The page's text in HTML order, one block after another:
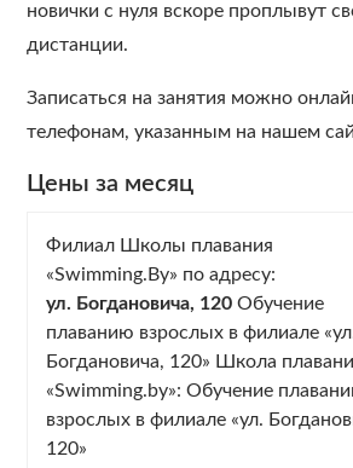
новички с нуля вскоре проплывут
дистанции.
Записаться на занятия можно
телефонам, указанным на нашем
Цены за месяц
Филиал Школы плавания
«Swimming.By» по адресу:
ул. Богдановича, 120 Обучение
плаванию взрослых в филиале
Богдановича, 120» Школа
«Swimming.by»: Обучение
взрослых в филиале «ул.
120»